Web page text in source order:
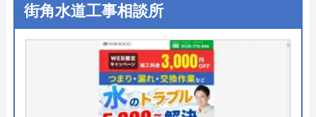
ハウスラボホームの基本情報
株式会社ハウスラボ
勝島崇裕
詳細は公式HPでご確認ください
トイレDrがおすすめの理由
トイレDrは、スタッフのサービス面に力を入れ「お
客様目線」を第一に考えている業者です。
街角水道工事相談所